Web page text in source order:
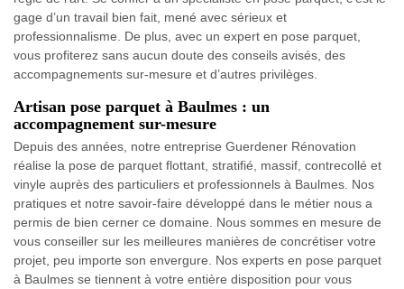
gage d’un travail bien fait, mené avec sérieux et
professionnalisme. De plus, avec un expert en pose parquet,
vous profiterez sans aucun doute des conseils avisés, des
accompagnements sur-mesure et d’autres privilèges.
Artisan pose parquet à Baulmes : un
accompagnement sur-mesure
Depuis des années, notre entreprise Guerdener Rénovation
réalise la pose de parquet flottant, stratifié, massif, contrecollé et
vinyle auprès des particuliers et professionnels à Baulmes. Nos
pratiques et notre savoir-faire développé dans le métier nous a
permis de bien cerner ce domaine. Nous sommes en mesure de
vous conseiller sur les meilleures manières de concrétiser votre
projet, peu importe son envergure. Nos experts en pose parquet
à Baulmes se tiennent à votre entière disposition pour vous